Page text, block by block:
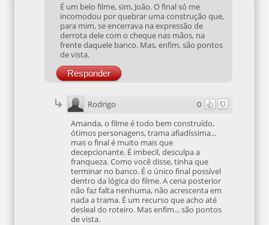
É um belo filme, sim, João. O final só me
incomodou por quebrar uma construção que,
para mim, se encerrava na expressão de
derrota dele com o cheque nas mãos, na
frente daquele banco. Mas, enfim, são pontos
de vista.
Responder
0
Rodrigo
Amanda, o filme é todo bem construído,
ótimos personagens, trama afiadíssima...
mas o final é muito mais que
decepcionante. É imbecil, desculpa a
franqueza. Como você disse, tinha que
terminar no banco. É o único final possível
dentro da lógica do filme. A cena posterior
não faz falta nenhuma, não acrescenta em
nada a trama. É um recurso que acho até
desleal do roteiro. Mas enfim... são pontos
de vista.